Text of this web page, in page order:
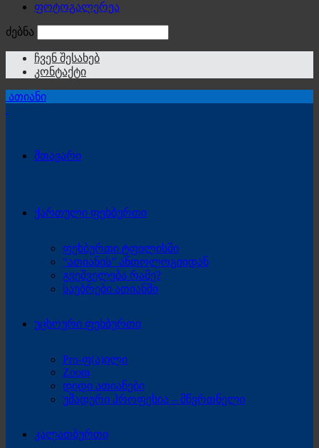
ფოტოგალერეა
ძებნა
ჩვენ შესახებ
კონტაქტი
ათიანი
მთავარი
ქართული ფეხბურთი
ფეხბურთი ტფილისში
“ათიანის” ანთოლოგიიდან
გვეშველება რამე?
საუბრები ათიანში
უცხოური ფეხბურთი
Pro-ფ(ა)ილი
Zoom
დიდი ათიანები
უმადური პროფესია – მწვრთნელი
კალათბურთი